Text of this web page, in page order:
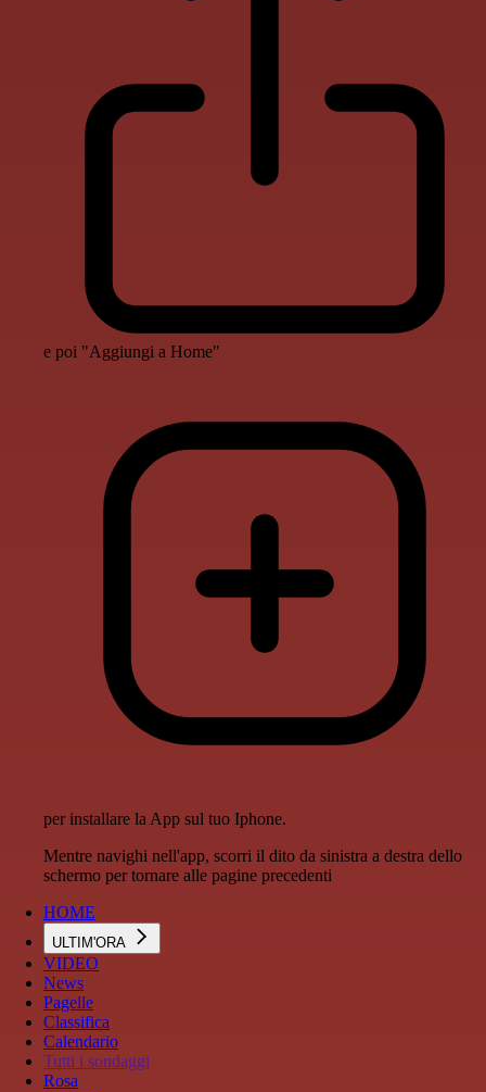
e poi "Aggiungi a Home"
per installare la App sul tuo Iphone.
Mentre navighi nell'app, scorri il dito da sinistra a destra dello
schermo per tornare alle pagine precedenti
HOME
ULTIM'ORA
VIDEO
News
Pagelle
Classifica
Calendario
Tutti i sondaggi
Rosa